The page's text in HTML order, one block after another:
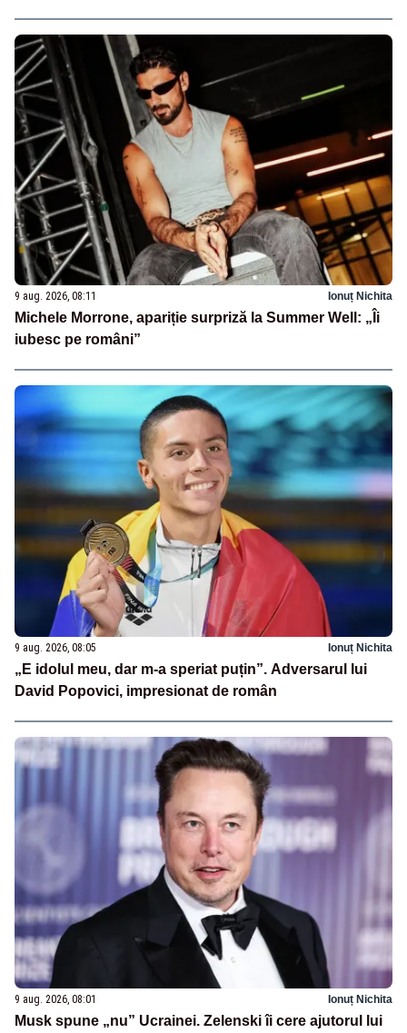
9 aug. 2026, 08:11 Ionuț Nichita
Michele Morrone, apariție surpriză la Summer Well: „Îi
iubesc pe români”
9 aug. 2026, 08:05 Ionuț Nichita
„E idolul meu, dar m-a speriat puțin”. Adversarul lui
David Popovici, impresionat de român
9 aug. 2026, 08:01 Ionuț Nichita
Musk spune „nu” Ucrainei. Zelenski îi cere ajutorul lui